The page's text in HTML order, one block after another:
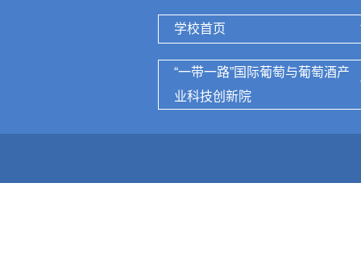
学校首页
“一带一路”国际葡萄与葡萄酒产
业科技创新院